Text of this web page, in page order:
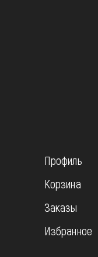
Профиль
Корзина
Заказы
Избранное